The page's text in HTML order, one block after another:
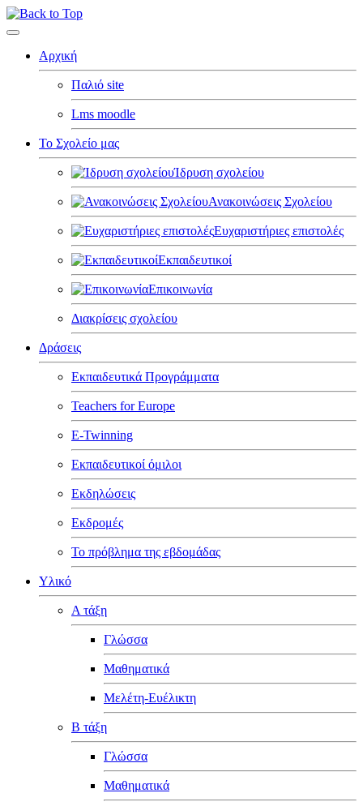
Αρχική
Παλιό site
Lms moodle
Το Σχολείο μας
Ίδρυση σχολείου
Ανακοινώσεις Σχολείου
Ευχαριστήριες επιστολές
Εκπαιδευτικοί
Επικοινωνία
Διακρίσεις σχολείου
Δράσεις
Εκπαιδευτικά Προγράμματα
Teachers for Europe
E-Twinning
Εκπαιδευτικοί όμιλοι
Εκδηλώσεις
Εκδρομές
Το πρόβλημα της εβδομάδας
Υλικό
Α τάξη
Γλώσσα
Μαθηματικά
Μελέτη-Ευέλικτη
Β τάξη
Γλώσσα
Μαθηματικά